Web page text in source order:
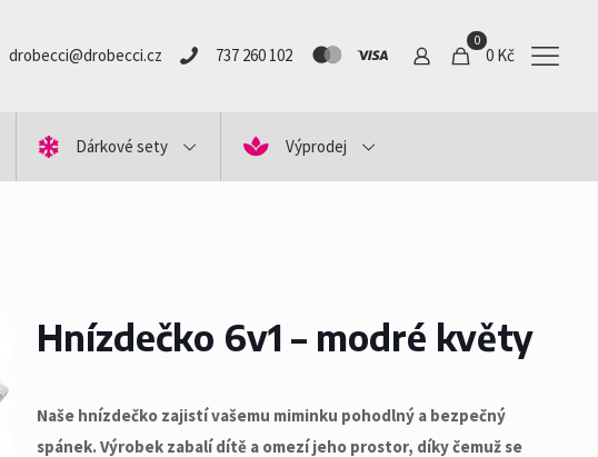
drobecci@drobecci.cz 737 260 102
0
0 Kč
Dárkové sety Výprodej
Hnízdečko 6v1 – modré květy
Naše hnízdečko zajistí vašemu miminku pohodlný a bezpečný
spánek. Výrobek zabalí dítě a omezí jeho prostor, díky čemuž se